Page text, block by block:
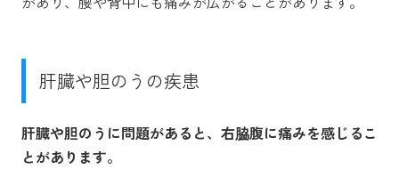
肝臓や胆のうの疾患
肝臓や胆のうに問題があると、右脇腹に痛みを感じるこ
とがあります。